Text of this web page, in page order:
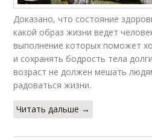
Доказано, что состояние
какой образ жизни ведет
выполнение которых поможет
и сохранять бодрость тела
возраст не должен мешать
радоваться жизни.
Читать дальше →